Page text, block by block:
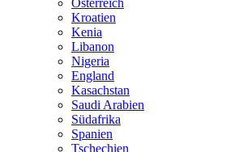
Österreich
Kroatien
Kenia
Libanon
Nigeria
England
Kasachstan
Saudi Arabien
Südafrika
Spanien
Tschechien